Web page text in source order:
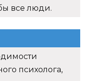
все люди.
психолога,